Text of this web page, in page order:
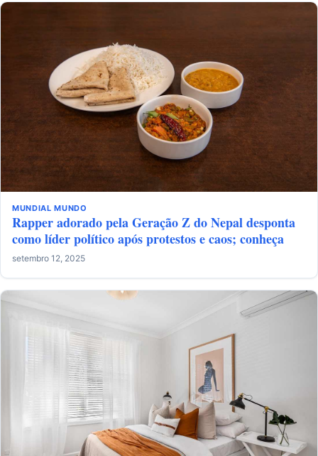
MUNDIAL MUNDO
Rapper adorado pela Geração Z do Nepal desponta
como líder político após protestos e caos; conheça
setembro 12, 2025